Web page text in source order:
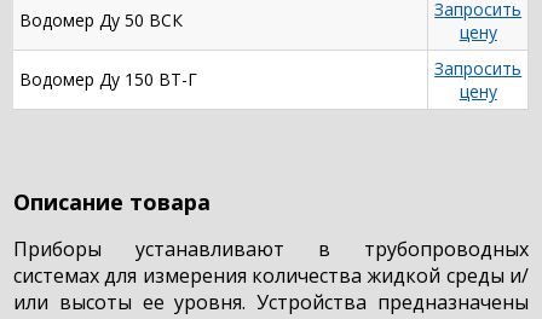
Водомер Ду 50 ВСК
Запросить
цену
Водомер Ду 150 ВТ-Г
Запросить
цену
Описание товара
Приборы устанавливают в трубопроводных
системах для измерения количества жидкой среды и/
или высоты ее уровня. Устройства предназначены